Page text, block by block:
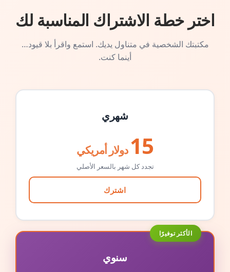
اختر خطة الاشتراك المناسبة لك
مكتبتك الشخصية في متناول يديك. استمع واقرأ بلا قيود…
أينما كنت.
شهري
15 دولار أمريكي
تجدد كل شهر بالسعر الأصلي
اشترك
الأكثر توفيرًا
سنوي